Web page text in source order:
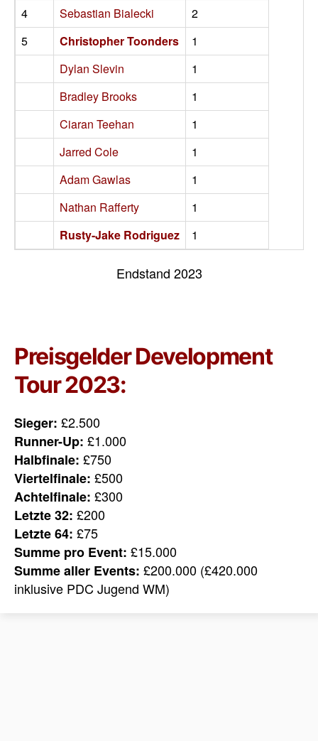
4
Sebastian Bialecki
2
5
Christopher Toonders
1
Dylan Slevin
1
Bradley Brooks
1
Ciaran Teehan
1
Jarred Cole
1
Adam Gawlas
1
Nathan Rafferty
1
Rusty-Jake Rodriguez
1
Endstand 2023
Preisgelder Development
Tour 2023:
Sieger: £2.500
Runner-Up: £1.000
Halbfinale: £750
Viertelfinale: £500
Achtelfinale: £300
Letzte 32: £200
Letzte 64: £75
Summe pro Event: £15.000
Summe aller Events: £200.000 (£420.000
inklusive PDC Jugend WM)